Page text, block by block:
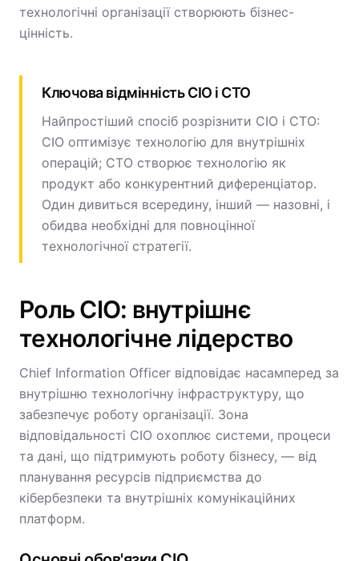
технологічні організації створюють бізнес-
цінність.
Ключова відмінність CIO і CTO
Найпростіший спосіб розрізнити CIO і CTO:
CIO оптимізує технологію для внутрішніх
операцій; CTO створює технологію як
продукт або конкурентний диференціатор.
Один дивиться всередину, інший — назовні, і
обидва необхідні для повноцінної
технологічної стратегії.
Роль CIO: внутрішнє
технологічне лідерство
Chief Information Officer відповідає насамперед за
внутрішню технологічну інфраструктуру, що
забезпечує роботу організації. Зона
відповідальності CIO охоплює системи, процеси
та дані, що підтримують роботу бізнесу, — від
планування ресурсів підприємства до
кібербезпеки та внутрішніх комунікаційних
платформ.